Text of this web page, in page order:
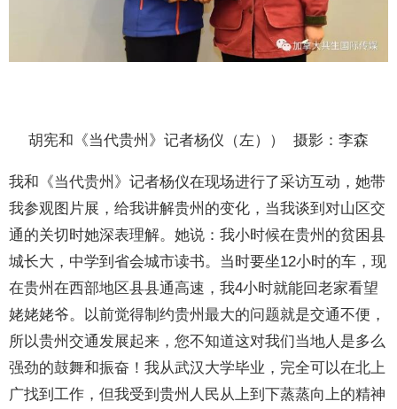
胡宪和《当代贵州》记者杨仪（左）） 摄影：李森
我和《当代贵州》记者杨仪在现场进行了采访互动，她带
我参观图片展，给我讲解贵州的变化，当我谈到对山区交
通的关切时她深表理解。她说：我小时候在贵州的贫困县
城长大，中学到省会城市读书。当时要坐12小时的车，现
在贵州在西部地区县县通高速，我4小时就能回老家看望
姥姥姥爷。以前觉得制约贵州最大的问题就是交通不便，
所以贵州交通发展起来，您不知道这对我们当地人是多么
强劲的鼓舞和振奋！我从武汉大学毕业，完全可以在北上
广找到工作，但我受到贵州人民从上到下蒸蒸向上的精神